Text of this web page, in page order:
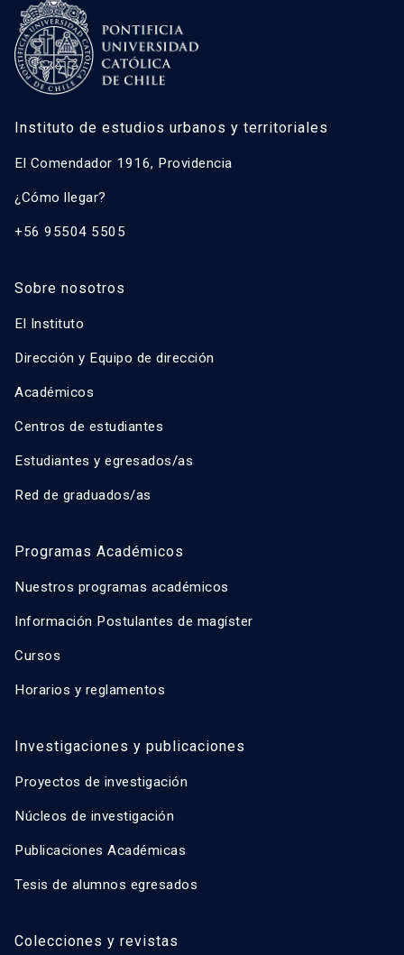
Instituto de estudios urbanos y territoriales
El Comendador 1916, Providencia
¿Cómo llegar?
+56 95504 5505
Sobre nosotros
El Instituto
Dirección y Equipo de dirección
Académicos
Centros de estudiantes
Estudiantes y egresados/as
Red de graduados/as
Programas Académicos
Nuestros programas académicos
Información Postulantes de magíster
Cursos
Horarios y reglamentos
Investigaciones y publicaciones
Proyectos de investigación
Núcleos de investigación
Publicaciones Académicas
Tesis de alumnos egresados
Colecciones y revistas